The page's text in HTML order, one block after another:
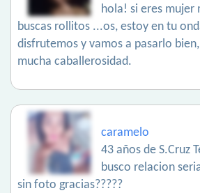
hola! si eres mujer
buscas rollitos ...os, estoy en tu
disfrutemos y vamos a pasarlo
mucha caballerosidad.
caramelo
43 años de S.Cruz
busco relacion
sin foto gracias?????